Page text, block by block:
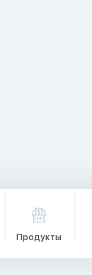
Продукты